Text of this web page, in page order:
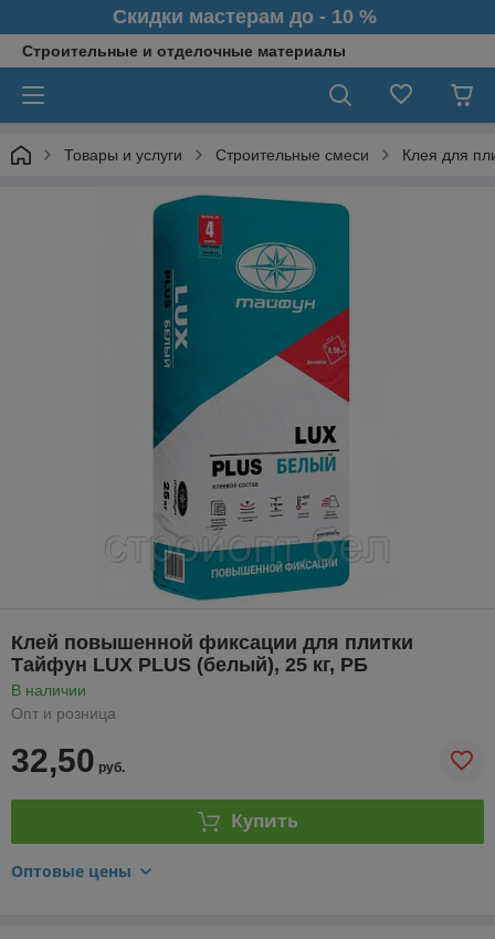
Скидки мастерам до - 10 %
Строительные и отделочные материалы
Товары и услуги Строительные смеси Клея для
Клей повышенной фиксации для плитки
Тайфун LUX PLUS (белый), 25 кг, РБ
В наличии
Опт и розница
32,50 руб.
Купить
Оптовые цены